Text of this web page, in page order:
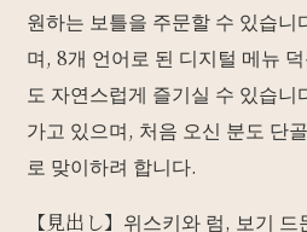
원하는 보틀을 주문할 수 있습
며, 8개 언어로 된 디지털 메뉴
도 자연스럽게 즐기실 수 있습니
가고 있으며, 처음 오신 분도 단
로 맞이하려 합니다.
【見出し】위스키와 럼, 보기 드